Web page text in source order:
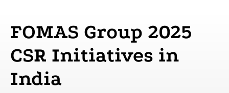
哲学
法治管理
我们的历史
发电
石油和天然气
工业
质量
认证
可持续发展
对地球的认识和承诺
以人为本
为社区创造共同价值
人们
在弗马斯集团就业
連
結
FOMAS Group 2025
CSR Initiatives in
India